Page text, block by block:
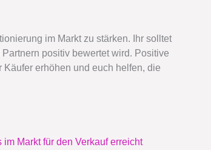
im Markt zu stärken. Ihr solltet
positiv bewertet wird. Positive
erhöhen und euch helfen, die
Markt für den Verkauf erreicht